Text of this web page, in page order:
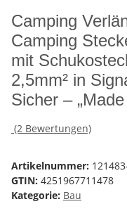
Camping
Camping
mit
2,5mm² in
Sicher –
(2 Bewertungen)
Artikelnummer:
GTIN: 4251967711478
Kategorie: Bau